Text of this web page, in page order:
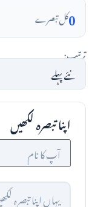
0کل تبصرے
ترتیب:
اپنا تبصرہ لکھیں